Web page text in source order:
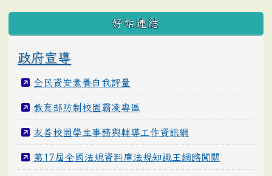
好站連結
政府宣導
全民資安素養自我評量
教育部防制校園霸凌專區
友善校園學生事務與輔導工作資訊網
第17屆全國法規資料庫法規知識王網路闖關